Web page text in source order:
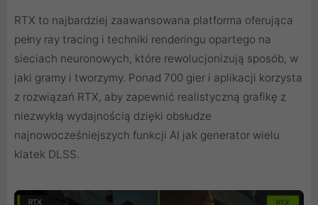
RTX to najbardziej zaawansowana platforma oferująca
pełny ray tracing i techniki renderingu opartego na
sieciach neuronowych, które rewolucjonizują sposób, w
jaki gramy i tworzymy. Ponad 700 gier i aplikacji korzysta
z rozwiązań RTX, aby zapewnić realistyczną grafikę z
niezwykłą wydajnością dzięki obsłudze
najnowocześniejszych funkcji AI jak generator wielu
klatek DLSS.